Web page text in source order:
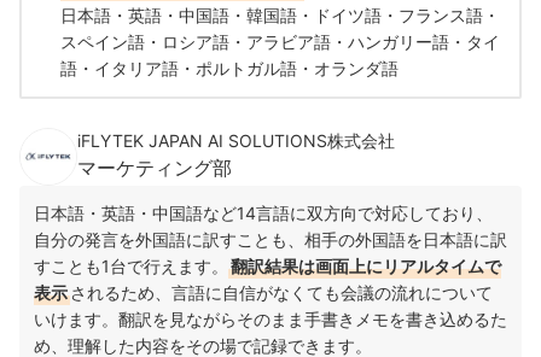
日本語・英語・中国語・韓国語・ドイツ語・フランス語・
スペイン語・ロシア語・アラビア語・ハンガリー語・タイ
語・イタリア語・ポルトガル語・オランダ語
iFLYTEK JAPAN AI SOLUTIONS株式会社
マーケティング部
日本語・英語・中国語など14言語に双方向で対応しており、
自分の発言を外国語に訳すことも、相手の外国語を日本語に訳
すことも1台で行えます。
翻訳結果は画面上にリアルタイムで
表示 されるため、言語に自信がなくても会議の流れについて
いけます。翻訳を見ながらそのまま手書きメモを書き込めるた
め、理解した内容をその場で記録できます。